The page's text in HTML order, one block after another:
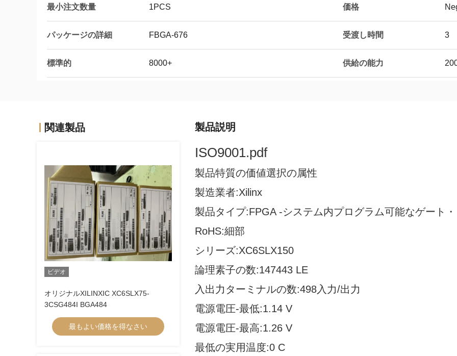
最小注文数量 1PCS 価格
パッケージの詳細 FBGA-676 受渡し時間 3
標準的 8000+ 供給の能力
関連製品
ビデオ
オリジナルXILINXIC XC6SLX75-
3CSG484I BGA484
最もよい価格を得なさい
製品説明
ISO9001.pdf
製品特質の価値選択の属性
製造業者:Xilinx
製品タイプ:FPGA -システム内プログラム可能なゲート
RoHS:細部
シリーズ:XC6SLX150
論理素子の数:147443 LE
入出力ターミナルの数:498入力/出力
電源電圧-最低:1.14 V
電源電圧-最高:1.26 V
最低の実用温度:0 C